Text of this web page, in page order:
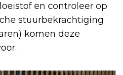
en controleer op
stuurbekrachtiging
komen deze